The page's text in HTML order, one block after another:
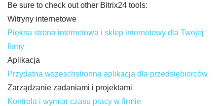
Be sure to check out other Bitrix24 tools:
Witryny internetowe
Piękna strona internetowa i sklep internetowy dla Twojej
firmy
Aplikacja
Przydatna wszeschstronna aplikacja dla przedsiębiorców
Zarządzanie zadaniami i projektami
Kontrola i wymiar czasu pracy w firmie